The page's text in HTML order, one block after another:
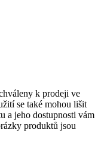
k prodeji ve
se také mohou lišit
a jeho dostupnosti vám
produktů jsou